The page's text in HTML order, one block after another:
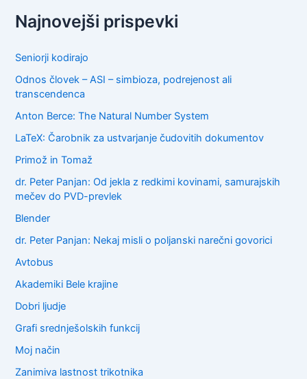
r
c
f
r
:
Najnovejši prispevki
Seniorji kodirajo
Odnos človek – ASI – simbioza, podrejenost ali
transcendenca
Anton Berce: The Natural Number System
LaTeX: Čarobnik za ustvarjanje čudovitih dokumentov
Primož in Tomaž
dr. Peter Panjan: Od jekla z redkimi kovinami, samurajskih
mečev do PVD-prevlek
Blender
dr. Peter Panjan: Nekaj misli o poljanski narečni govorici
Avtobus
Akademiki Bele krajine
Dobri ljudje
Grafi srednješolskih funkcij
Moj način
Zanimiva lastnost trikotnika